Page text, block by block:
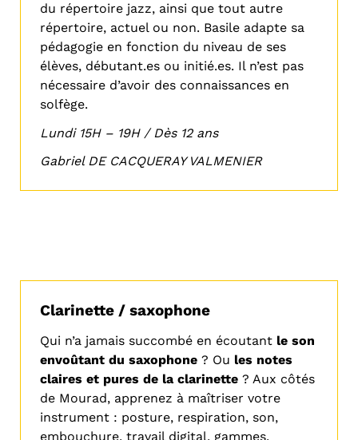
du répertoire jazz, ainsi que tout autre
répertoire, actuel ou non. Basile adapte sa
pédagogie en fonction du niveau de ses
élèves, débutant.es ou initié.es. Il n’est pas
nécessaire d’avoir des connaissances en
solfège.
Lundi 15H – 19H / Dès 12 ans
Gabriel DE CACQUERAY VALMENIER
Clarinette / saxophone
Qui n’a jamais succombé en écoutant le son
envoûtant du saxophone ? Ou les notes
claires et pures de la clarinette ? Aux côtés
de Mourad, apprenez à maîtriser votre
instrument : posture, respiration, son,
embouchure, travail digital, gammes,